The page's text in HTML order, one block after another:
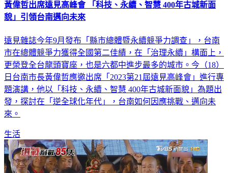
黃偉哲出席遠見高峰會 「科技、永續、智慧 400年古城新面
貌」引領台南邁向未來
遠見雜誌今年9月發布「縣市總體暨永續競爭力調查」，台南
市在總體競爭力獲得全國第二佳績，在「治理永續」構面上，
更榮登全台龍頭寶座，也是六都中進步最多的城市。今（18）
日台南市長黃偉哲應邀出席「2023第21屆遠見高峰會」進行專
題演講，他以「科技、永續、智慧 400年古城新面貌」為題出
發，探討在「逆全球化年代」，台南如何因應挑戰、邁向未
來。
生活